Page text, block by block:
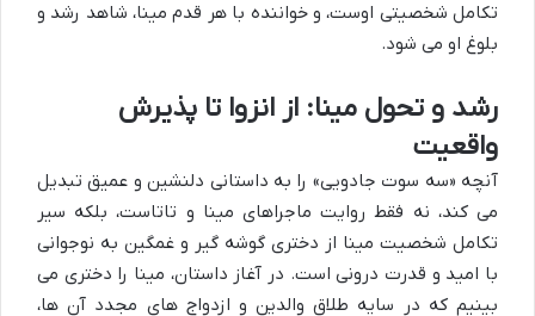
تکامل شخصیتی اوست، و خواننده با هر قدم مینا، شاهد رشد و
بلوغ او می شود.
رشد و تحول مینا: از انزوا تا پذیرش
واقعیت
آنچه «سه سوت جادویی» را به داستانی دلنشین و عمیق تبدیل
می کند، نه فقط روایت ماجراهای مینا و تاتاست، بلکه سیر
تکامل شخصیت مینا از دختری گوشه گیر و غمگین به نوجوانی
با امید و قدرت درونی است. در آغاز داستان، مینا را دختری می
بینیم که در سایه طلاق والدین و ازدواج های مجدد آن ها،